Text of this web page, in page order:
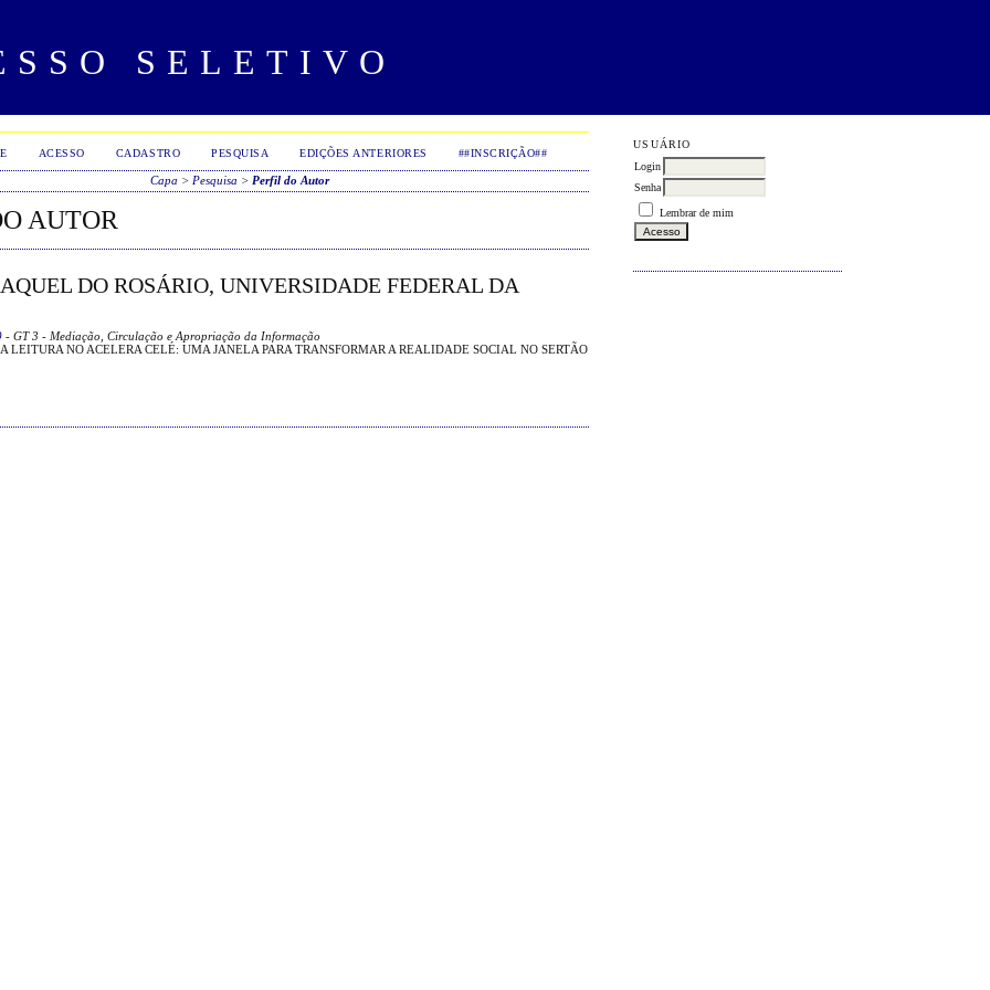
SELETIVO
USUÁRIO
Login
Senha
Lembrar de mim
ACESSO CADASTRO PESQUISA EDIÇÕES ANTERIORES ##INSCRIÇÃO##
Capa > Pesquisa > Perfil do Autor
AUTOR
DO ROSÁRIO, UNIVERSIDADE FEDERAL DA
- GT 3 - Mediação, Circulação e Apropriação da Informação
LEITURA NO ACELERA CELÉ: UMA JANELA PARA TRANSFORMAR A REALIDADE SOCIAL NO SERTÃO